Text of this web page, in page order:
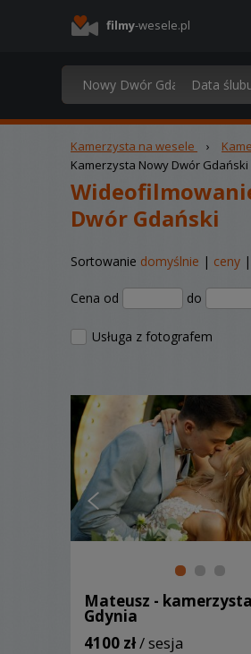
filmy-wesele.pl
Kamerzysta na wesele ›
Kamerzysta Nowy Dwór Gdański
Dwór Gdański
Sortowanie domyślnie | ceny |
Cena od do
Usługa z fotografem
Mateusz - kamerzysta
Gdynia
4100 zł/ sesja